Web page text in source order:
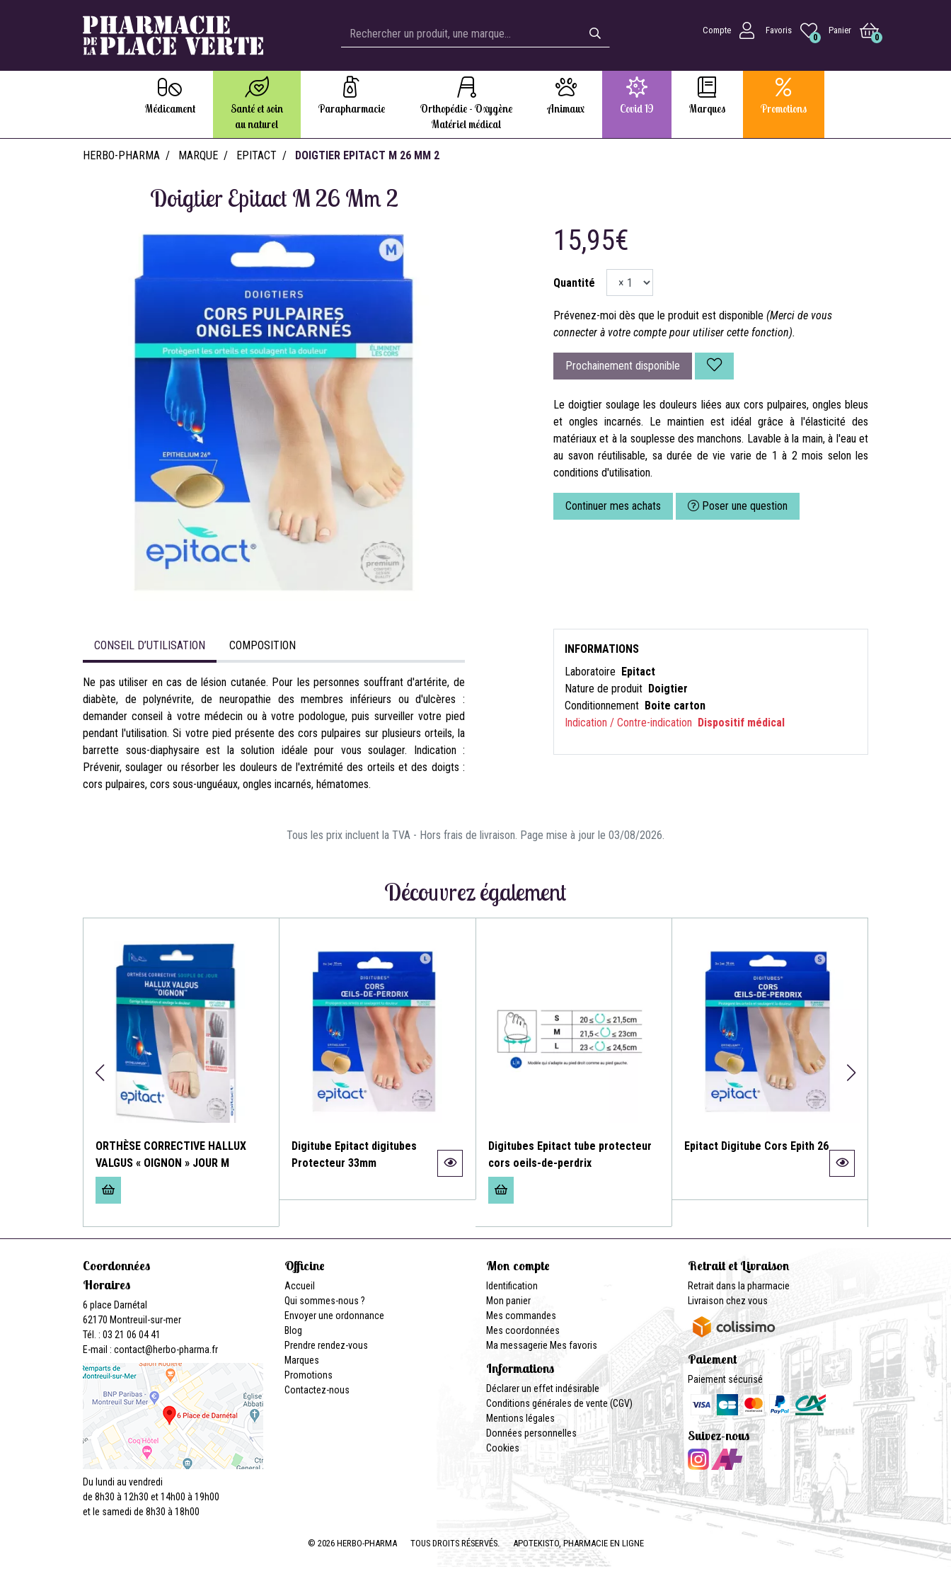
Compte Favoris
0
Panier
0
Médicament
Santé et soin
au naturel
Parapharmacie
Orthopédie - Oxygène
Matériel médical
Animaux Covid 19 Marques Promotions
HERBO-PHARMA MARQUE EPITACT DOIGTIER EPITACT M 26 MM 2
Doigtier Epitact M 26 Mm 2
15,95€
Quantité
Prévenez-moi dès que le produit est disponible (Merci de vous
connecter à votre compte pour utiliser cette fonction).
Prochainement disponible
Le doigtier soulage les douleurs liées aux cors pulpaires, ongles bleus
et ongles incarnés. Le maintien est idéal grâce à l'élasticité des
matériaux et à la souplesse des manchons. Lavable à la main, à l'eau et
au savon réutilisable, sa durée de vie varie de 1 à 2 mois selon les
conditions d'utilisation.
Continuer mes achats Poser une question
CONSEIL D’UTILISATION COMPOSITION
Ne pas utiliser en cas de lésion cutanée. Pour les personnes souffrant d'artérite, de
diabète, de polynévrite, de neuropathie des membres inférieurs ou d'ulcères :
demander conseil à votre médecin ou à votre podologue, puis surveiller votre pied
pendant l'utilisation. Si votre pied présente des cors pulpaires sur plusieurs orteils, la
barrette sous-diaphysaire est la solution idéale pour vous soulager. Indication :
Prévenir, soulager ou résorber les douleurs de l'extrémité des orteils et des doigts :
cors pulpaires, cors sous-unguéaux, ongles incarnés, hématomes.
INFORMATIONS
Laboratoire Epitact
Nature de produit Doigtier
Conditionnement Boite carton
Indication / Contre-indication Dispositif médical
Tous les prix incluent la TVA - Hors frais de livraison. Page mise à jour le 03/08/2026.
Découvrez également
ORTHÈSE CORRECTIVE HALLUX
VALGUS « OIGNON » JOUR M
Digitube Epitact digitubes
Protecteur 33mm
Digitubes Epitact tube protecteur
cors oeils-de-perdrix
Epitact Digitube Cors Epith 26
Coordonnées
Horaires
6 place Darnétal
62170 Montreuil-sur-mer
Tél. : 03 21 06 04 41
E-mail : contact@herbo-pharma.fr
Du lundi au vendredi
de 8h30 à 12h30 et 14h00 à 19h00
et le samedi de 8h30 à 18h00
Officine
Accueil
Qui sommes-nous ?
Envoyer une ordonnance
Blog
Prendre rendez-vous
Marques
Promotions
Contactez-nous
Mon compte
Identification
Mon panier
Mes commandes
Mes coordonnées
Ma messagerie Mes favoris
Informations
Déclarer un effet indésirable
Conditions générales de vente (CGV)
Mentions légales
Données personnelles
Cookies
Retrait et Livraison
Retrait dans la pharmacie
Livraison chez vous
Paiement
Paiement sécurisé
Suivez-nous
© 2026 HERBO-PHARMA TOUS DROITS RÉSERVÉS. APOTEKISTO, PHARMACIE EN LIGNE